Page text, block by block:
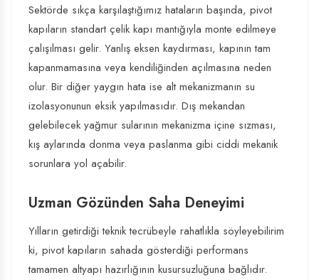
Sektörde sıkça karşılaştığımız hataların başında, pivot
kapıların standart çelik kapı mantığıyla monte edilmeye
çalışılması gelir. Yanlış eksen kaydırması, kapının tam
kapanmamasına veya kendiliğinden açılmasına neden
olur. Bir diğer yaygın hata ise alt mekanizmanın su
izolasyonunun eksik yapılmasıdır. Dış mekandan
gelebilecek yağmur sularının mekanizma içine sızması,
kış aylarında donma veya paslanma gibi ciddi mekanik
sorunlara yol açabilir.
Uzman Gözünden Saha Deneyimi
Yılların getirdiği teknik tecrübeyle rahatlıkla söyleyebilirim
ki, pivot kapıların sahada gösterdiği performans
tamamen altyapı hazırlığının kusursuzluğuna bağlıdır.